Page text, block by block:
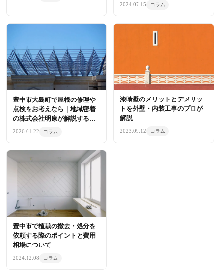
2024.07.15 コラム
豊中市大島町で屋根の修理や
点検をお考えなら｜地域密着
の株式会社明康が解説する住
2026.01.22 コラム
漆喰壁のメリットとデメリッ
トを外壁・内装工事のプロが
解説
2023.09.12 コラム
豊中市で植栽の撤去・処分を
依頼する際のポイントと費用
相場について
2024.12.08 コラム